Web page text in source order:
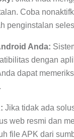
Coba
penginstalan
Anda:
dengan
dapat
Jika tidak ada
web resmi dan
file APK dari